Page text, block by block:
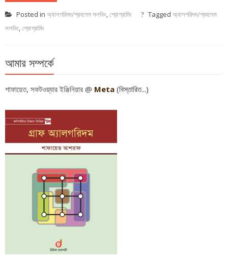
Posted in অ্যালগরিদম/প্রবলেম সলভিং,প্রোগ্রামিং Tagged অ্যালগরিদম/প্রবলেম
সলভিং,প্রোগ্রামিং
আমার সম্পর্কে
শাফায়েত, সফটওয়্যার ইঞ্জিনিয়ার @ Meta (বিস্তারিত...)